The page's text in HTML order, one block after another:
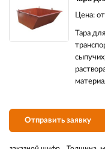
Цена: от
Тара
Отправить заявку